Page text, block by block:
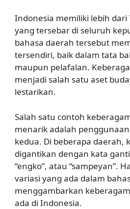
Indonesia memiliki lebih dari
yang tersebar di seluruh
bahasa daerah tersebut
tersendiri, baik dalam tata
maupun pelafalan.
menjadi salah satu aset
lestarikan.
Salah satu contoh
menarik adalah
kedua. Di beberapa daerah,
digantikan dengan kata ganti
“engko”, atau “sampeyan”.
variasi yang ada dalam
menggambarkan
ada di Indonesia.